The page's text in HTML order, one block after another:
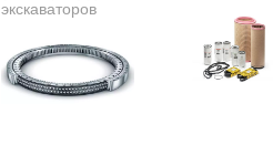
экскаваторов